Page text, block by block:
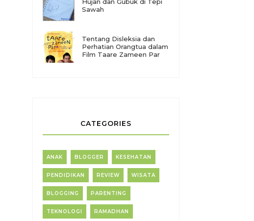
Sawah
Tentang Disleksia dan
Perhatian Orangtua dalam
Film Taare Zameen Par
CATEGORIES
ANAK BLOGGER KESEHATAN
PENDIDIKAN REVIEW WISATA
BLOGGING PARENTING
TEKNOLOGI RAMADHAN